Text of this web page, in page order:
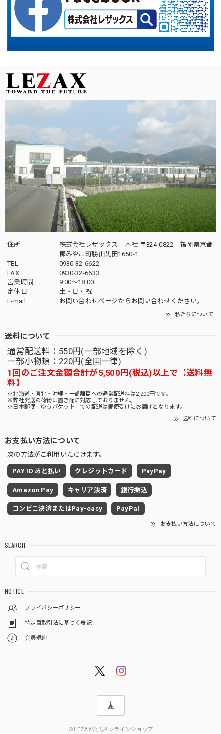
住所
株式会社レザックス 本社 〒824-0822 福岡県京都
郡みやこ町勝山黒田1650-1
TEL
0930-32-6622
FAX
0930-32-6633
営業時間
9:00〜18:00
定休日
土・日・祝
E-mail
お問い合わせページからお問い合わせください。
私たちについて
送料について
通常配送料：550円(一部地域を除く)
一部小物類：220円(全国一律)
1回のご注文金額合計が5,500円(税込)以上で【送料無
料】
※北海道・東北・沖縄・一部離島への通常配送料は2,200円です。
※弊社発送の荷物は置き配に対応しておりません。
※日本郵便「ゆうパケット」での配送は郵便受けにお届けとなります。
送料について
お支払い方法について
次の方法がご利用いただけます。
PAY ID あと払い クレジットカード PayPay
Amazon Pay キャリア決済 銀行振込
コンビニ決済またはPay-easy PayPal
お支払い方法について
SEARCH
NOTICE
プライバシーポリシー
特定商取引法に基づく表記
会員規約
© LEZAX公式オンラインショップ